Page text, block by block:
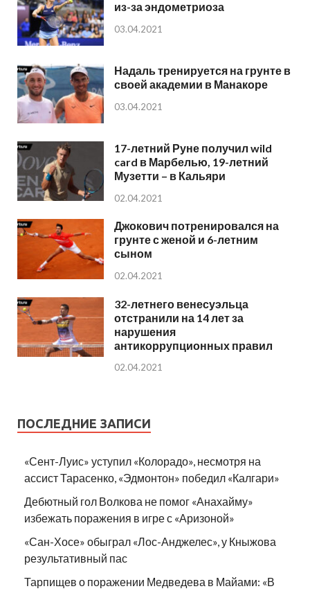
из-за эндометриоза
03.04.2021
Надаль тренируется на грунте в
своей академии в Манакоре
03.04.2021
17-летний Руне получил wild
card в Марбелью, 19-летний
Музетти – в Кальяри
02.04.2021
Джокович потренировался на
грунте с женой и 6-летним
сыном
02.04.2021
32-летнего венесуэльца
отстранили на 14 лет за
нарушения
антикоррупционных правил
02.04.2021
ПОСЛЕДНИЕ ЗАПИСИ
«Сент-Луис» уступил «Колорадо», несмотря на
ассист Тарасенко, «Эдмонтон» победил «Калгари»
Дебютный гол Волкова не помог «Анахайму»
избежать поражения в игре с «Аризоной»
«Сан-Хосе» обыграл «Лос-Анджелес», у Кныжова
результативный пас
Тарпищев о поражении Медведева в Майами: «В